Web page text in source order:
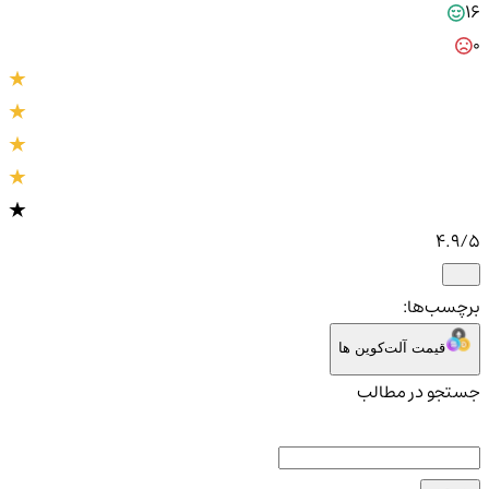
16
4.9/5
برچسب‌ها:
قیمت آلت‌کوین ها
جستجو در مطالب